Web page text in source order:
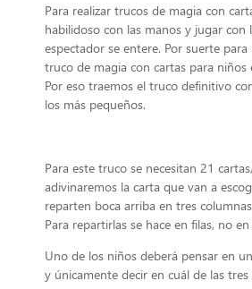
Para realizar trucos de magia con
habilidoso con las manos y jugar con
espectador se entere. Por suerte
truco de magia con cartas para niños
Por eso traemos el truco definitivo
los más pequeños.
Para este truco se necesitan 21
adivinaremos la carta que van a
reparten boca arriba en tres
Para repartirlas se hace en filas, no
Uno de los niños deberá pensar en
y únicamente decir en cuál de las tres